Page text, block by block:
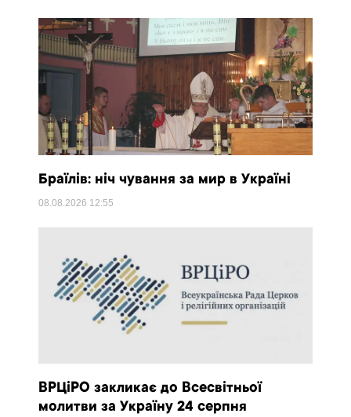
Браїлів: ніч чування за мир в Україні
08.08.2026 12:55
ВРЦіРО закликає до Всесвітньої
молитви за Україну 24 серпня